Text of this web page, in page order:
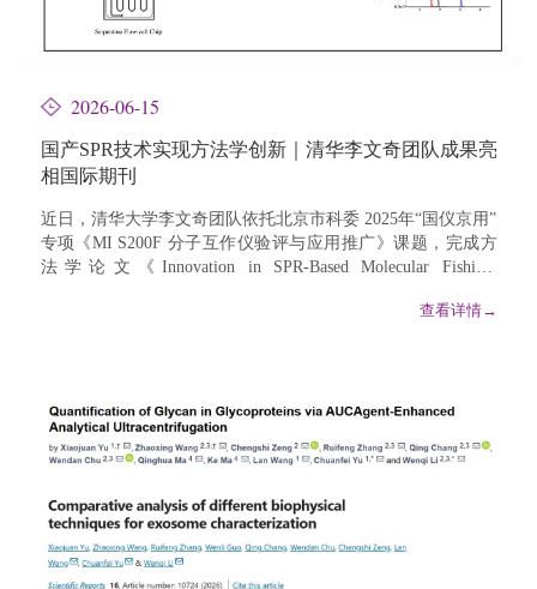
2026-06-15
国产SPR技术实现方法学创新｜清华李文奇团队成果亮
相国际期刊
近日，清华大学李文奇团队依托北京市科委 2025年“国仪京用”
专项《MI S200F 分子互作仪验评与应用推广》课题，完成方
法学论文《Innovation in SPR-Based Molecular Fishing:
Platform》，在Biophysics Reports期刊正式在线发表。该成果
查看详情→